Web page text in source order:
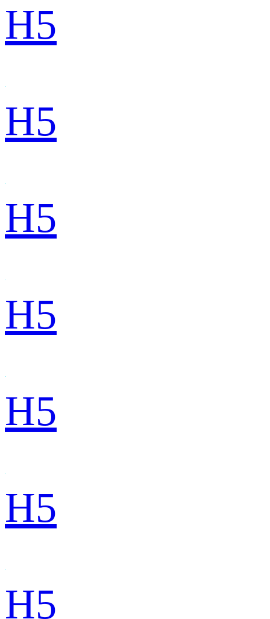
H5
H5
H5
H5
H5
H5
H5